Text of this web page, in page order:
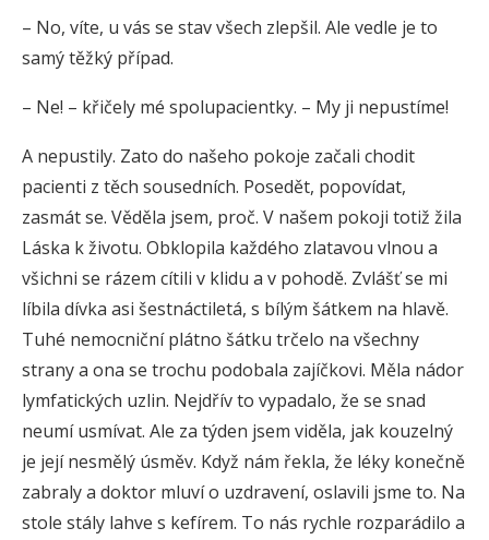
– No, víte, u vás se stav všech zlepšil. Ale vedle je to
samý těžký případ.
– Ne! – křičely mé spolupacientky. – My ji nepustíme!
A nepustily. Zato do našeho pokoje začali chodit
pacienti z těch sousedních. Posedět, popovídat,
zasmát se. Věděla jsem, proč. V našem pokoji totiž žila
Láska k životu. Obklopila každého zlatavou vlnou a
všichni se rázem cítili v klidu a v pohodě. Zvlášť se mi
líbila dívka asi šestnáctiletá, s bílým šátkem na hlavě.
Tuhé nemocniční plátno šátku trčelo na všechny
strany a ona se trochu podobala zajíčkovi. Měla nádor
lymfatických uzlin. Nejdřív to vypadalo, že se snad
neumí usmívat. Ale za týden jsem viděla, jak kouzelný
je její nesmělý úsměv. Když nám řekla, že léky konečně
zabraly a doktor mluví o uzdravení, oslavili jsme to. Na
stole stály lahve s kefírem. To nás rychle rozparádilo a